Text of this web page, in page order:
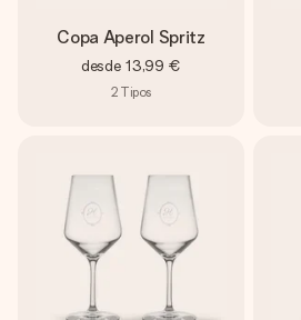
Copa Aperol Spritz
desde 13,99 €
2 Tipos